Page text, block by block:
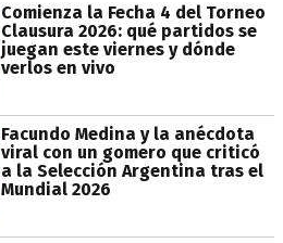
Comienza la Fecha 4 del Torneo
Clausura 2026: qué partidos se
juegan este viernes y dónde
verlos en vivo
Facundo Medina y la anécdota
viral con un gomero que criticó
a la Selección Argentina tras el
Mundial 2026